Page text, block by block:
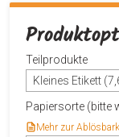
Teilprodukte
Kleines Etikett
Papiersorte (bitte
Mehr zur